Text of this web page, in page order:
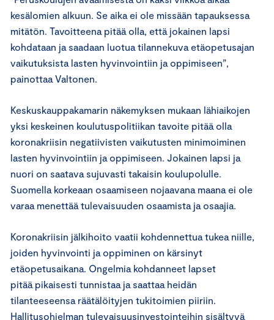
kesälomien alkuun. Se aika ei ole missään tapauksessa
mitätön. Tavoitteena pitää olla, että jokainen lapsi
kohdataan ja saadaan luotua tilannekuva etäopetusajan
vaikutuksista lasten hyvinvointiin ja oppimiseen”,
painottaa Valtonen.
Keskuskauppakamarin näkemyksen mukaan lähiaikojen
yksi keskeinen koulutuspolitiikan tavoite pitää olla
koronakriisin negatiivisten vaikutusten minimoiminen
lasten hyvinvointiin ja oppimiseen. Jokainen lapsi ja
nuori on saatava sujuvasti takaisin koulupolulle.
Suomella korkeaan osaamiseen nojaavana maana ei ole
varaa menettää tulevaisuuden osaamista ja osaajia.
Koronakriisin jälkihoito vaatii kohdennettua tukea niille,
joiden hyvinvointi ja oppiminen on kärsinyt
etäopetusaikana. Ongelmia kohdanneet lapset
pitää pikaisesti tunnistaa ja saattaa heidän
tilanteeseensa räätälöityjen tukitoimien piiriin.
Hallitusohjelman tulevaisuusinvestointeihin sisältyvä